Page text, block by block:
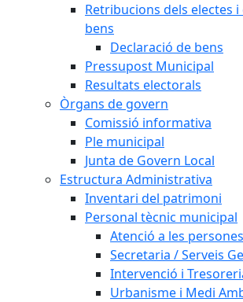
Retribucions dels electes
bens
Declaració de bens
Pressupost Municipal
Resultats electorals
Òrgans de govern
Comissió informativa
Ple municipal
Junta de Govern Local
Estructura Administrativa
Inventari del patrimoni
Personal tècnic municipal
Atenció a les persones
Secretaria / Serveis
Intervenció i
Urbanisme i Medi